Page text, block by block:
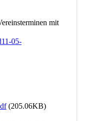
mit
05-
(205.06KB)